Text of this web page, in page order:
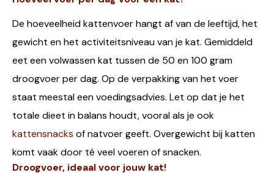
De hoeveelheid kattenvoer hangt af van de leeftijd, het
gewicht en het activiteitsniveau van je kat. Gemiddeld
eet een volwassen kat tussen de 50 en 100 gram
droogvoer per dag. Op de verpakking van het voer
staat meestal een voedingsadvies. Let op dat je het
totale dieet in balans houdt, vooral als je ook
kattensnacks of natvoer geeft. Overgewicht bij katten
komt vaak door té veel voeren of snacken.
Droogvoer, ideaal voor jouw kat!